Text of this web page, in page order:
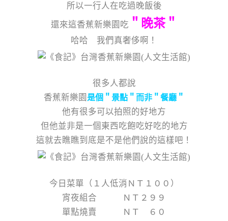
所以一行人在吃過晚飯後
還來這香蕉新樂園吃 ＂晚茶＂
哈哈 我們真奢侈啊！
很多人都說
香蕉新樂園 是個＂景點＂而非＂餐廳＂
他有很多可以拍照的好地方
但他並非是一個東西吃飽吃好吃的地方
這就去瞧瞧到底是不是他們說的這樣吧！
今日菜單（１人低消ＮＴ１００）
宵夜組合 ＮＴ２９９
單點燒賣 ＮＴ ６０